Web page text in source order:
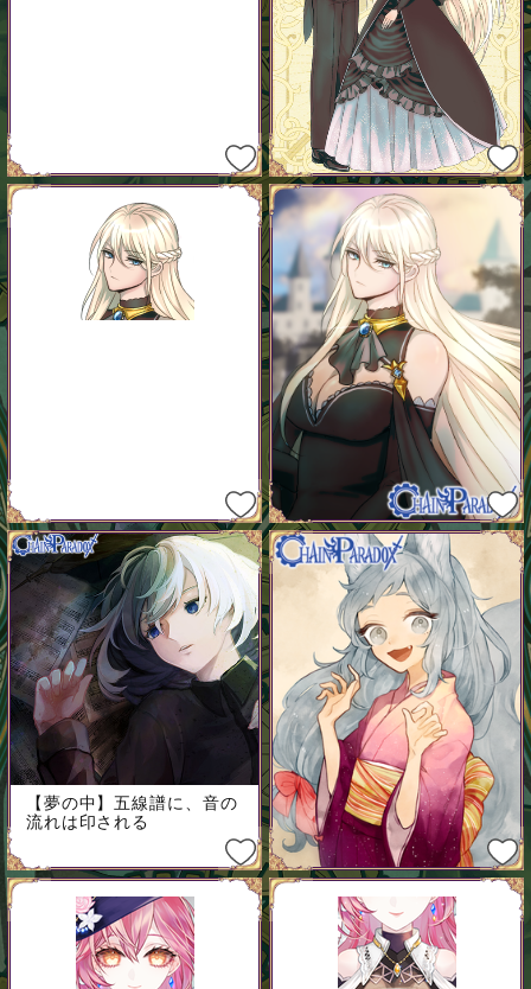
【夢の中】五線譜に、音の
流れは印される